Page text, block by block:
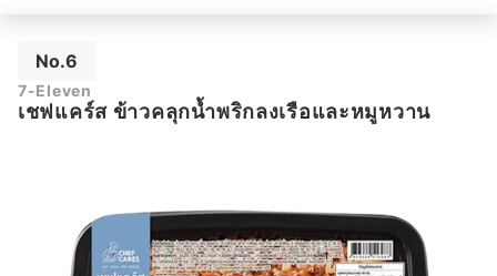
No.6
7-Eleven
เชฟแคร์ส ข้าวคลุกน้ำพริกลงเรือและหมูหวาน